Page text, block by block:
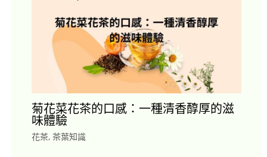
菊花菜花茶的口感：一種清香醇厚的滋
味體驗
花茶, 茶葉知識